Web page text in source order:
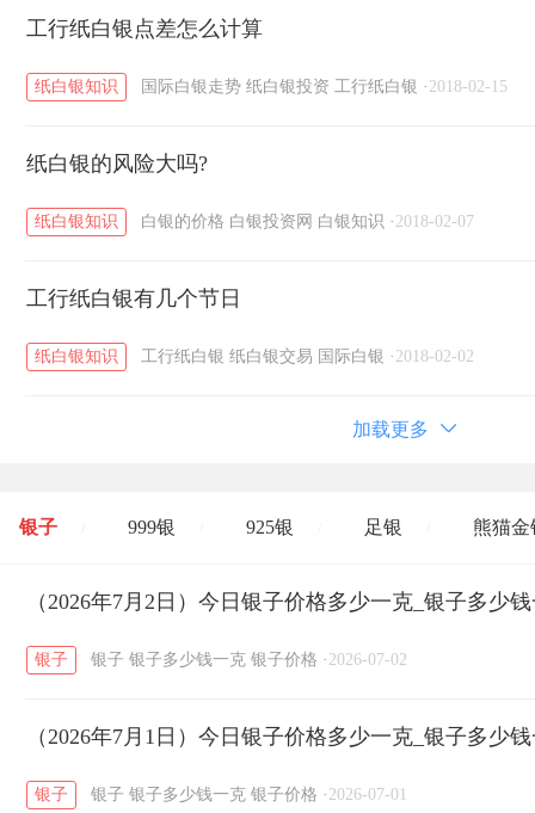
工行纸白银点差怎么计算
纸白银知识 国际白银走势 纸白银投资 工行纸白银 · 2018-02-15
纸白银的风险大吗?
纸白银知识 白银的价格 白银投资网 白银知识 · 2018-02-07
工行纸白银有几个节日
纸白银知识 工行纸白银 纸白银交易 国际白银 · 2018-02-02
加载更多
银子 999银 925银 足银 熊猫金
开国纪念币 大清银币 / 长城币 / 老
菜百 周生生 周大生
六福 / 金至尊 / 潮宏基 / 亚一金店
（2026年7月2日）今日银子价格多少一克_银子多少
银子 银子 银子多少钱一克 银子价格 · 2026-07-02
（2026年7月1日）今日银子价格多少一克_银子多少
银子 银子 银子多少钱一克 银子价格 · 2026-07-01